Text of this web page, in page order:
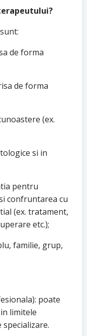
de forma
de forma
(ex.
si in
pentru
confruntarea cu
(ex. tratament,
etc.);
familie, grup,
poate
limitele